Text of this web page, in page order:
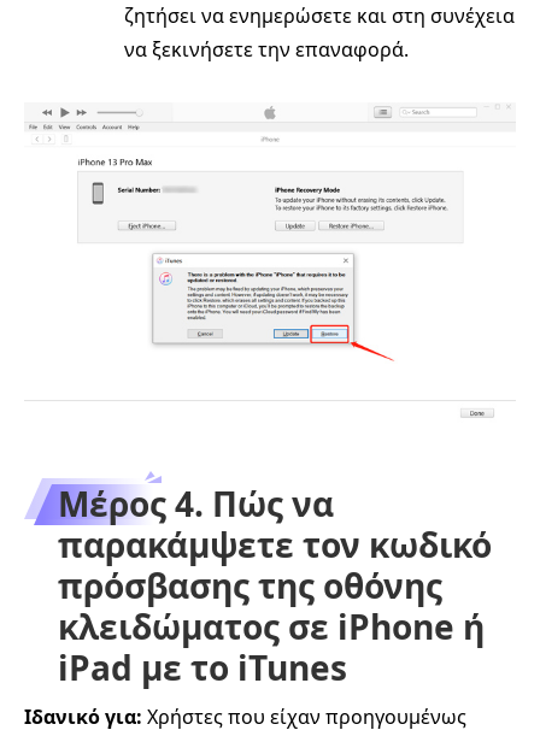
ζητήσει να ενημερώσετε και στη συνέχεια
να ξεκινήσετε την επαναφορά.
Μέρος 4. Πώς να
παρακάμψετε τον κωδικό
πρόσβασης της οθόνης
κλειδώματος σε iPhone ή
iPad με το iTunes
Ιδανικό για: Χρήστες που είχαν προηγουμένως